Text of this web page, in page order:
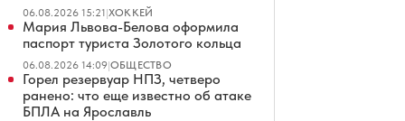
06.08.2026 15:21|ХОККЕЙ
Мария Львова-Белова оформила
паспорт туриста Золотого кольца
06.08.2026 14:09|ОБЩЕСТВО
Горел резервуар НПЗ, четверо
ранено: что еще известно об атаке
БПЛА на Ярославль